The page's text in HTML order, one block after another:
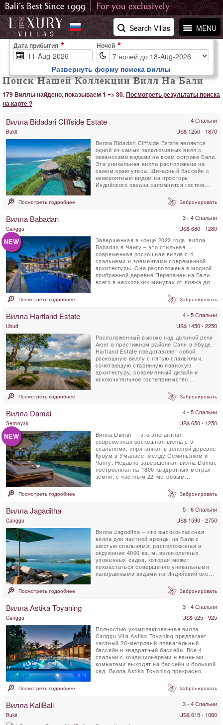
MENU
Search Villas
Поиск Нашей Коллекции Вилл На Бали
179 Виллы найдено, показываем 1 => 30.Посмотреть результаты поиска
на карте ?
Вилла Bidadari Cliffside Estate 4 Спальни
Bukit
US$ 1250 - 1870
Вилла Bidadari Cliffside Estate является
одной из самых эксклюзивных вилл с
океанскими видами на всем острове Бали.
Эта уникальная вилла расположена на
самом краю утеса. Шикарный бассейн с
невероятным видом на просторы
Индийского океана запомнится гостям
Посмотреть подробнее Забронировать
Вилла Babadan 3 - 4 Спальни
Canggu US$ 680 - 1280
NEW
Завершенная в конце 2022 года, вилла
Babadan в Чангу – это стильная
современная роскошная вилла с 4
спальнями и элементами современной
архитектуры. Она расположена в модной
прибрежной деревне Переранан на Бали,
всего в нескольких минутах от пляжа для
Посмотреть подробнее Забронировать
Вилла Hartland Estate 4 - 5 Спальни
Ubud
US$ 1450 - 2250
Расположенный высоко над долиной реки
Аюнг в престижном районе Саян в Убуде,
Hartland Estate представляет собой
роскошную виллу с пятью спальнями,
сочетающую старинную яванскую
архитектуру, современный дизайн и
исключительное гостеприимство.
Посмотреть подробнее Забронировать
Вилла Damai 4 - 5 Спальни
Seminyak US$ 650 - 1250
NEW
Вилла Damai — это элегантная
современная роскошная вилла с 5
спальнями, спрятанная в зеленой деревне
Кувум в Умаласе, между Семиньяком и
Чангу. Недавно завершенная вилла Damai,
построенная на 1800 квадратных метрах
земли, с частным 22-метровым
Посмотреть подробнее Забронировать
Вилла Jagaditha 5 - 6 Спальни
Canggu
US$ 1590 - 2750
Вилла Jagaditha – это высококлассная
вилла для частной аренды на Бали с
шестью спальнями, расположенная в
окружении 4000 кв. м. великолепных
ухоженных садов, которая может
похвастаться совершенно уникальными
панорамными видами на Индийский океан.
Посмотреть подробнее Забронировать
Вилла Astika Toyaning 3 - 4 Спальни
Canggu
US$ 525 - 925
Полностью укомплектованная вилла
Canggu Villa Astika Toyaning предлагает
частный 20-метровый плавательный
бассейн и квадратный бассейн. Все 4
спальни с кондиционерами и ванными
комнатами выходят на бассейн и большой
сад. Вилла Astika Toyaning прекрасно
Посмотреть подробнее Забронировать
Вилла KaliBali 3 - 4 Спальни
Bukit
US$ 615 - 1080
Дата прибытия Ночей
Развернуть форму поиска виллы